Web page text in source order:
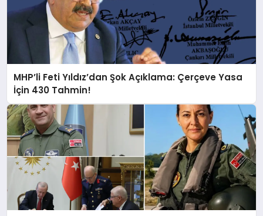
MHP’li Feti Yıldız’dan Şok Açıklama: Çerçeve Yasa
İçin 430 Tahmin!